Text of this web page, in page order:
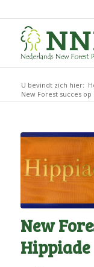
U bevindt zich hier:
New Forest succes op
New
Hippiade